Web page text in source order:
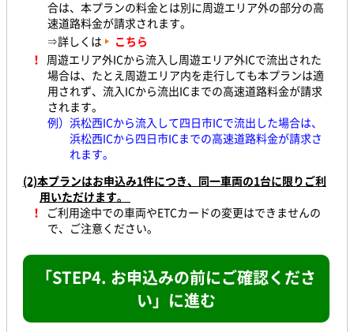
合は、本プランの料金とは別に周遊エリア外の部分の高
速道路料金が請求されます。
⇒詳しくは
こちら
！ 周遊エリア外ICから流入し周遊エリア外ICで流出された
場合は、たとえ周遊エリア内を走行しても本プランは適
用されず、流入ICから流出ICまでの高速道路料金が請求
されます。
例）浜松西ICから流入して四日市ICで流出した場合は、
浜松西ICから四日市ICまでの高速道路料金が請求さ
れます。
(2)本プランはお申込み1件につき、同一車両の1台に限りご利
用いただけます。
！ ご利用途中での車両やETCカードの変更はできませんの
で、ご注意ください。
「STEP4. お申込みの前にご確認くださ
い」に進む